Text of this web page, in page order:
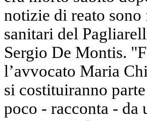
notizie di reato
sanitari del
Sergio De Montis.
l’avvocato Maria
si costituiranno
poco - racconta - da